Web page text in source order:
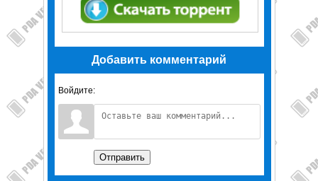
Добавить комментарий
Войдите:
Отправить